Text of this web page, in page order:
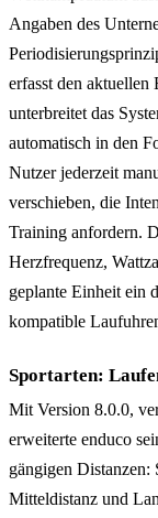
Angaben des
erfasst den aktuellen
unterbreitet das
automatisch in den
Nutzer jederzeit
verschieben, die
Training anfordern.
Herzfrequenz,
geplante Einheit ein
kompatible
Sportarten:
Mit Version 8.0.0,
erweiterte enduco
gängigen
Mitteldistanz und